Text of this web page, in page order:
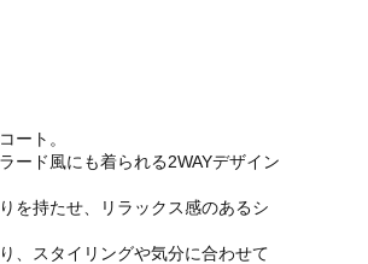
ート。
ード風にも着られる2WAYデザイン
を持たせ、リラックス感のあるシ
、スタイリングや気分に合わせて